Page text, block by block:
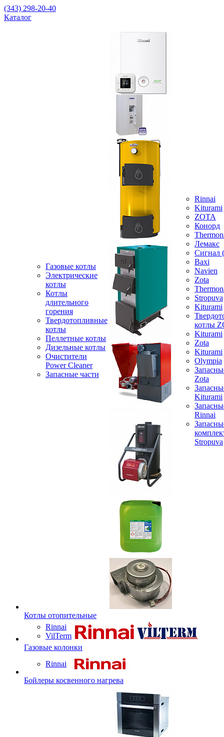
(343) 298-20-40
Каталог
Газовые котлы
Электрические
котлы
Котлы
длительного
горения
Твердотопливные
котлы
Пеллетные котлы
Дизельные котлы
Очистители
Power Cleaner
Запасные части
Rinnai
Kiturami
ZOTA
Конорд
Лемакс
Baxi
Navien
Zota
Stropuva
Kiturami
котлы
Kiturami
Zota
Kiturami
Olympia
Zota
Kiturami
Rinnai
Stropuva
Котлы отопительные
Rinnai
VilTerm
Газовые колонки
Rinnai
Бойлеры косвенного нагрева